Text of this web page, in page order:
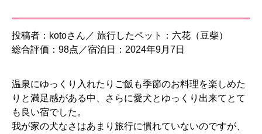
投稿者：kotoさん／ 旅行したペット：六花（豆柴）
総合評価：98点／宿泊日：2024年9月7日
温泉にゆっくり入れたりご飯も季節のお料理を楽しめた
りと満足感がある中、さらに愛犬とゆっくり出来てとて
も良い宿でした。
我が家の犬なさはあまり旅行に慣れていないのですが、